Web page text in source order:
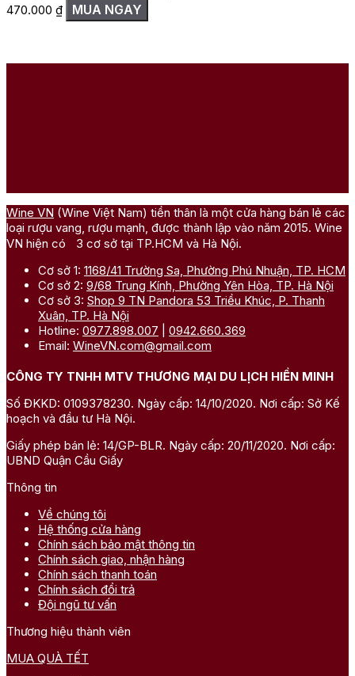
470.000 ₫ MUA NGAY
Wine VN (Wine Việt Nam) tiền thân là một cửa hàng bán lẻ các
loại rượu vang, rượu mạnh, được thành lập vào năm 2015. Wine
VN hiện có 3 cơ sở tại TP.HCM và Hà Nội.
Cơ sở 1: 1168/41 Trường Sa, Phường Phú Nhuận, TP. HCM
Cơ sở 2: 9/68 Trung Kính, Phường Yên Hòa, TP. Hà Nội
Cơ sở 3: Shop 9 TN Pandora 53 Triều Khúc, P. Thanh
Xuân, TP. Hà Nội
Hotline: 0977.898.007
0942.660.369
Email: WineVN.com@gmail.com
CÔNG TY TNHH MTV THƯƠNG MẠI DU LỊCH HIỀN MINH
Số ĐKKD: 0109378230. Ngày cấp: 14/10/2020. Nơi cấp: Sở Kế
hoạch và đầu tư Hà Nội.
Giấy phép bán lẻ: 14/GP-BLR. Ngày cấp: 20/11/2020. Nơi cấp:
UBND Quận Cầu Giấy
Thông tin
Về chúng tôi
Hệ thống cửa hàng
Chính sách bảo mật thông tin
Chính sách giao, nhận hàng
Chính sách thanh toán
Chính sách đổi trả
Đội ngũ tư vấn
Thương hiệu thành viên
MUA QUÀ TẾT